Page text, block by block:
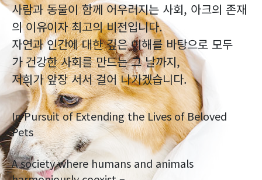
사람과 동물이 함께 어우러지는 사회, 아크의 존재
의 이유이자 최고의 비전입니다.
자연과 인간에 대한 깊은 이해를 바탕으로 모두
가 건강한 사회를 만드는 그 날까지,
저희가 앞장 서서 걸어 나가겠습니다.
In Pursuit of Extending the Lives of Beloved
Pets
A society where humans and animals